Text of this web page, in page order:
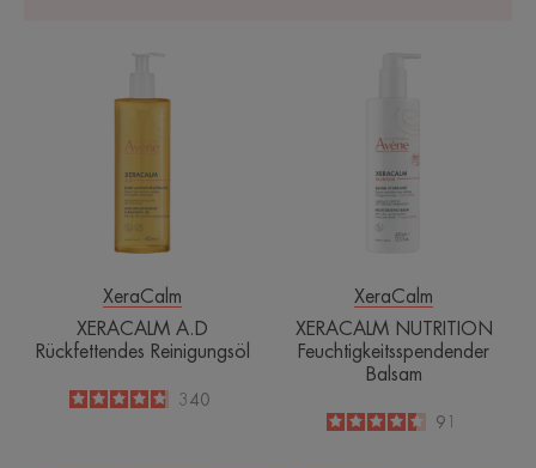
Rückfettendes
XeraCalm
XERACALM A.D
Rückfettendes Reinigungsöl
4.8
/
5
340
XeraCalm
XERACALM NUTRITION
Feuchtigkeitsspendender
Balsam
4.5
/
5
91